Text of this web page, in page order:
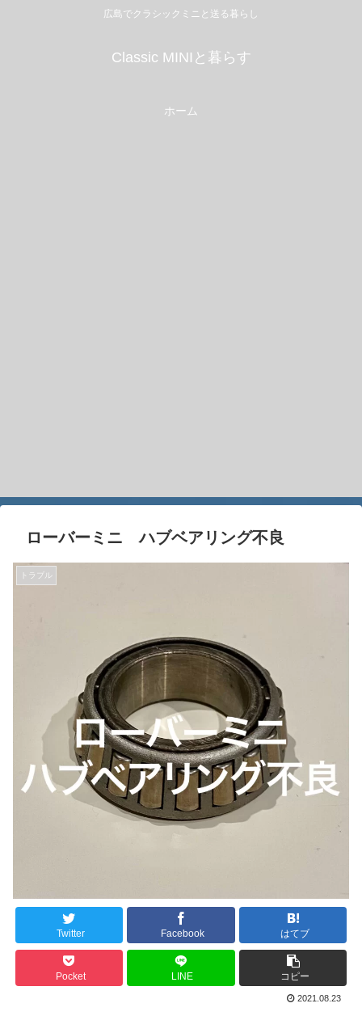
広島でクラシックミニと送る暮らし
Classic MINIと暮らす
ホーム
ローバーミニ ハブベアリング不良
トラブル
Twitter Facebook はてブ
Pocket LINE コピー
2021.08.23